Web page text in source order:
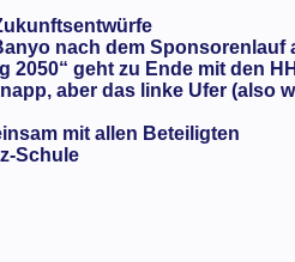
nach dem Sponsorenlauf
2050“ geht zu Ende mit den
aber das linke Ufer (also
mit allen Beteiligten
Schule